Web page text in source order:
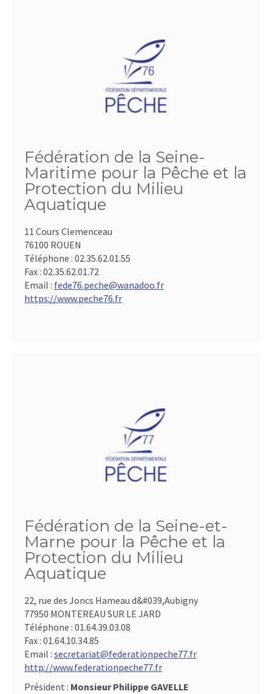
Fédération de la Seine-
Maritime pour la Pêche et la
Protection du Milieu
Aquatique
11 Cours Clemenceau
76100 ROUEN
Téléphone : 02.35.62.01.55
Fax : 02.35.62.01.72
Email : fede76.peche@wanadoo.fr
https://www.peche76.fr
Fédération de la Seine-et-
Marne pour la Pêche et la
Protection du Milieu
Aquatique
22, rue des Joncs Hameau d&#039,Aubigny
77950 MONTEREAU SUR LE JARD
Téléphone : 01.64.39.03.08
Fax : 01.64.10.34.85
Email : secretariat@federationpeche77.fr
http://www.federationpeche77.fr
Président : Monsieur Philippe GAVELLE